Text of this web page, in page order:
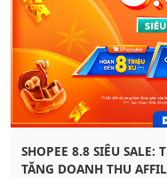
SHOPEE 8.8 SIÊU
TĂNG DOANH THU